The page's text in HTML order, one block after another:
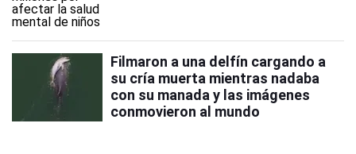
Filmaron a una delfín cargando a
su cría muerta mientras nadaba
con su manada y las imágenes
conmovieron al mundo